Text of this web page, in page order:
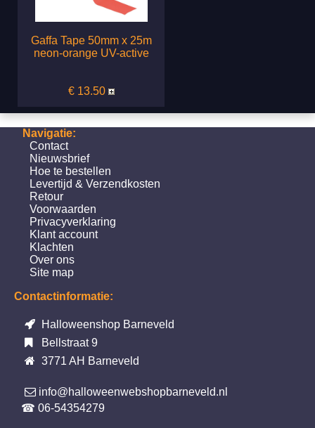
Gaffa Tape 50mm x 25m
neon-orange UV-active
€ 13.50
Navigatie:
Contact
Nieuwsbrief
Hoe te bestellen
Levertijd & Verzendkosten
Retour
Voorwaarden
Privacyverklaring
Klant account
Klachten
Over ons
Site map
Contactinformatie:
Halloweenshop Barneveld
Bellstraat 9
3771 AH Barneveld
info@halloweenwebshopbarneveld.nl
☎ 06-54354279